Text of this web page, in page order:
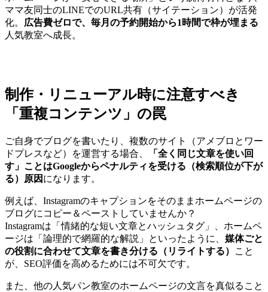
ママ友同士のLINEでのURL共有（サイテーション）が活発
化。 広告費ゼロで、毎月の予約開始から1時間で枠が埋まる
人気教室へ成長。
制作・リニューアル時に注意すべき
「重複コンテンツ」の罠
ご自身でブログを書いたり、複数のサイト（アメブロとワー
ドプレスなど）を運営する場合、
「全く同じ文章を使い回
す」ことはGoogleからペナルティを受ける（検索順位が下が
る）原因 になります。
例えば、Instagramのキャプションをそのままホームページの
ブログにコピー＆ペーストしていませんか？
Instagramは「情緒的な短い文章とハッシュタグ」、ホームペ
ージは「論理的で網羅的な解説」といったように、 媒体ごと
の役割に合わせて文章を書き分ける（リライトする）
こと
が、SEO評価を高めるためには不可欠です。
また、他の人気パン教室のホームページの文言を真似ること